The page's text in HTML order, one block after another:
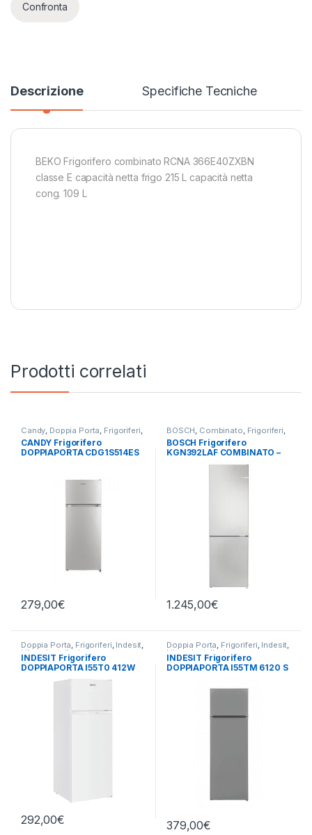
Confronta
Descrizione Specifiche Tecniche
BEKO Frigorifero combinato RCNA 366E40ZXBN
classe E capacità netta frigo 215 L capacità netta
cong. 109 L
Prodotti correlati
Candy Doppia Porta Frigoriferi
Libera Installazione
CANDY Frigorifero
DOPPIAPORTA CDG1S514ES
279,00€
BOSCH Combinato Frigoriferi
Libera Installazione
BOSCH Frigorifero
KGN392LAF COMBINATO –
TOTAL NO FROST
1.245,00€
Doppia Porta, Frigoriferi, Indesit,
Libera Installazione
INDESIT Frigorifero
DOPPIAPORTA I55T0 412W
292,00€
Doppia Porta, Frigoriferi, Indesit,
Libera Installazione
INDESIT Frigorifero
DOPPIAPORTA I55TM 6120 S
379,00€